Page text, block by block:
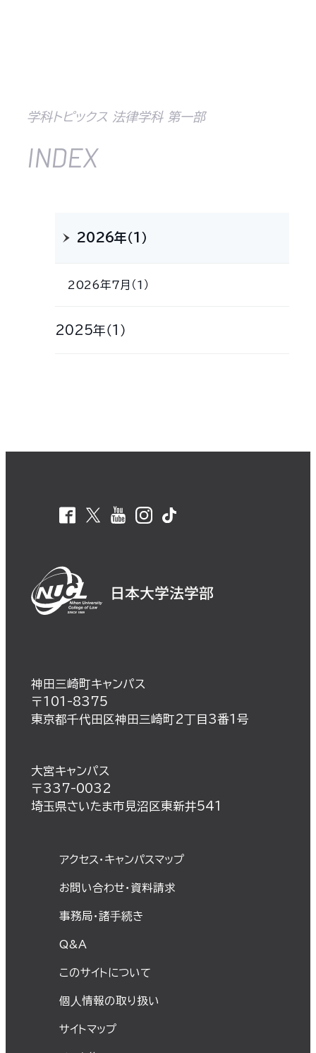
学科トピックス 法律学科 第一部
INDEX
2026年（1）
2026年7月（1）
2025年（1）
神田三崎町キャンパス
〒101-8375
東京都千代田区神田三崎町2丁目3番1号
大宮キャンパス
〒337-0032
埼玉県さいたま市見沼区東新井541
アクセス・キャンパスマップ
お問い合わせ・資料請求
事務局・諸⼿続き
Q&A
このサイトについて
個⼈情報の取り扱い
サイトマップ